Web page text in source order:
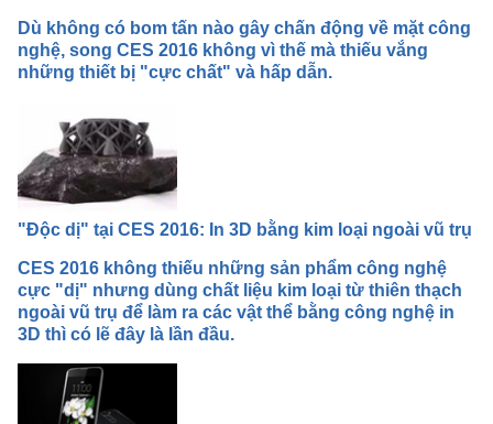
Dù không có bom tấn nào gây chấn động về mặt công
nghệ, song CES 2016 không vì thế mà thiếu vắng
những thiết bị "cực chất" và hấp dẫn.
"Độc dị" tại CES 2016: In 3D bằng kim loại ngoài vũ trụ
CES 2016 không thiếu những sản phẩm công nghệ
cực "dị" nhưng dùng chất liệu kim loại từ thiên thạch
ngoài vũ trụ để làm ra các vật thể bằng công nghệ in
3D thì có lẽ đây là lần đầu.